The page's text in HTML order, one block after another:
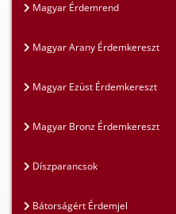
Magyar Érdemrend
Magyar Arany Érdemkereszt
Magyar Ezüst Érdemkereszt
Magyar Bronz Érdemkereszt
Díszparancsok
Bátorságért Érdemjel